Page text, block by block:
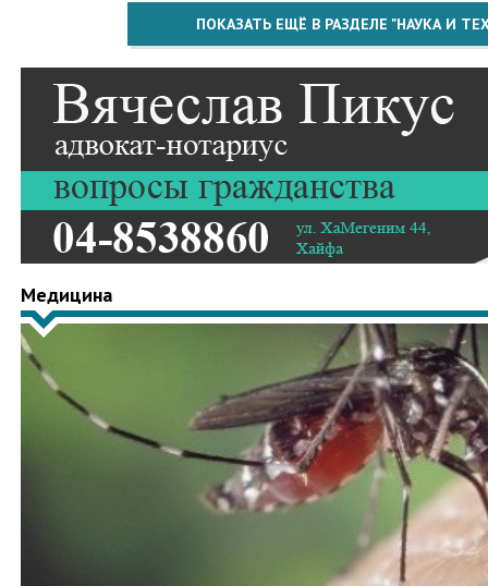
ПОКАЗАТЬ ЕЩЁ В РАЗДЕЛЕ "НАУКА И
Медицина